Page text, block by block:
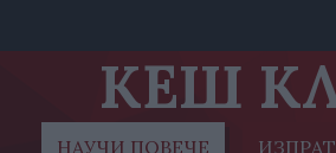
КЕШ
НАУЧИ ПОВЕЧЕ